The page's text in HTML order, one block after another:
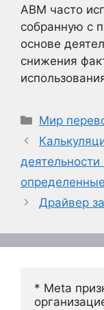
ABM часто
собранную с
основе
снижения
Рубрики
Мир
Драйвер
* Meta